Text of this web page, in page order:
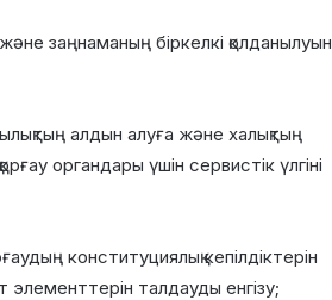
және заңнаманың біркелкі қолданылуын
алдын алуға және халықтың
органдары үшін сервистік үлгіні
конституциялық кепілдіктерін
талдауды енгізу;